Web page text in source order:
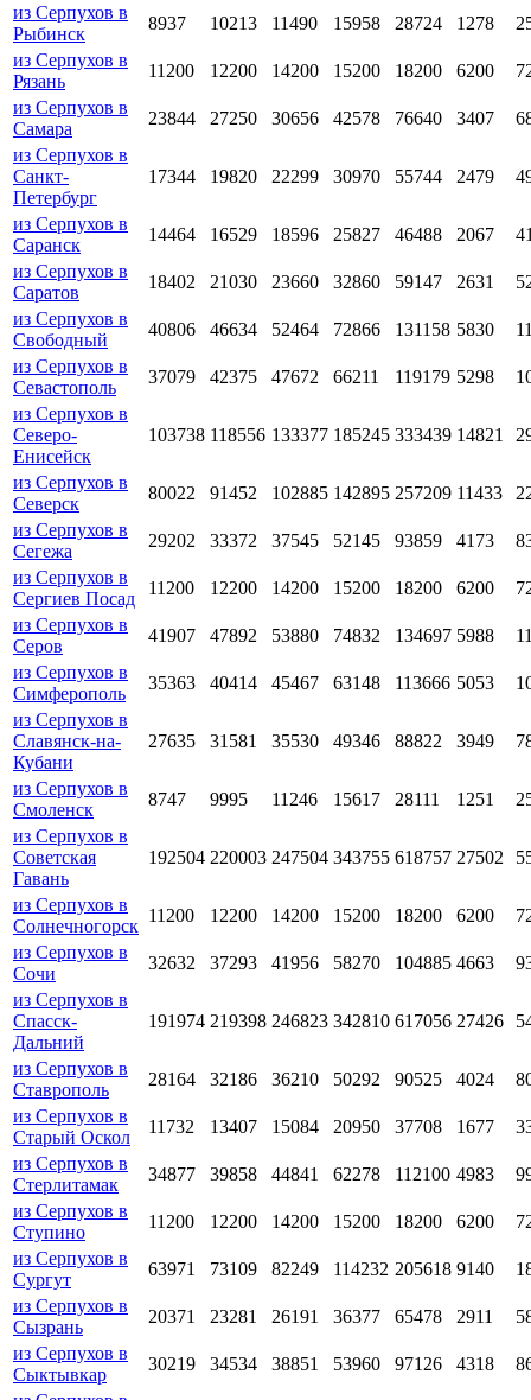
из Серпухов в
Рыбинск
8937 10213 11490 15958 28724 1278
из Серпухов в
Рязань
11200 12200 14200 15200 18200 6200
из Серпухов в
Самара
23844 27250 30656 42578 76640 3407
из Серпухов в
Санкт-
Петербург
17344 19820 22299 30970 55744 2479
из Серпухов в
Саранск
14464 16529 18596 25827 46488 2067
из Серпухов в
Саратов
18402 21030 23660 32860 59147 2631
из Серпухов в
Свободный
40806 46634 52464 72866 131158 5830
из Серпухов в
Севастополь
37079 42375 47672 66211 119179 5298
из Серпухов в
Северо-
Енисейск
103738 118556 133377 185245 333439 14821
из Серпухов в
Северск
80022 91452 102885 142895 257209 11433
из Серпухов в
Сегежа
29202 33372 37545 52145 93859 4173
из Серпухов в
Сергиев Посад
11200 12200 14200 15200 18200 6200
из Серпухов в
Серов
41907 47892 53880 74832 134697 5988
из Серпухов в
Симферополь
35363 40414 45467 63148 113666 5053
из Серпухов в
Славянск-на-
Кубани
27635 31581 35530 49346 88822 3949
из Серпухов в
Смоленск
8747 9995 11246 15617 28111 1251
из Серпухов в
Советская
Гавань
192504 220003 247504 343755 618757 27502
из Серпухов в
Солнечногорск
11200 12200 14200 15200 18200 6200
из Серпухов в
Сочи
32632 37293 41956 58270 104885 4663
из Серпухов в
Спасск-
Дальний
191974 219398 246823 342810 617056 27426
из Серпухов в
Ставрополь
28164 32186 36210 50292 90525 4024
из Серпухов в
Старый Оскол
11732 13407 15084 20950 37708 1677
из Серпухов в
Стерлитамак
34877 39858 44841 62278 112100 4983
из Серпухов в
Ступино
11200 12200 14200 15200 18200 6200
из Серпухов в
Сургут
63971 73109 82249 114232 205618 9140
из Серпухов в
Сызрань
20371 23281 26191 36377 65478 2911
из Серпухов в
Сыктывкар
30219 34534 38851 53960 97126 4318